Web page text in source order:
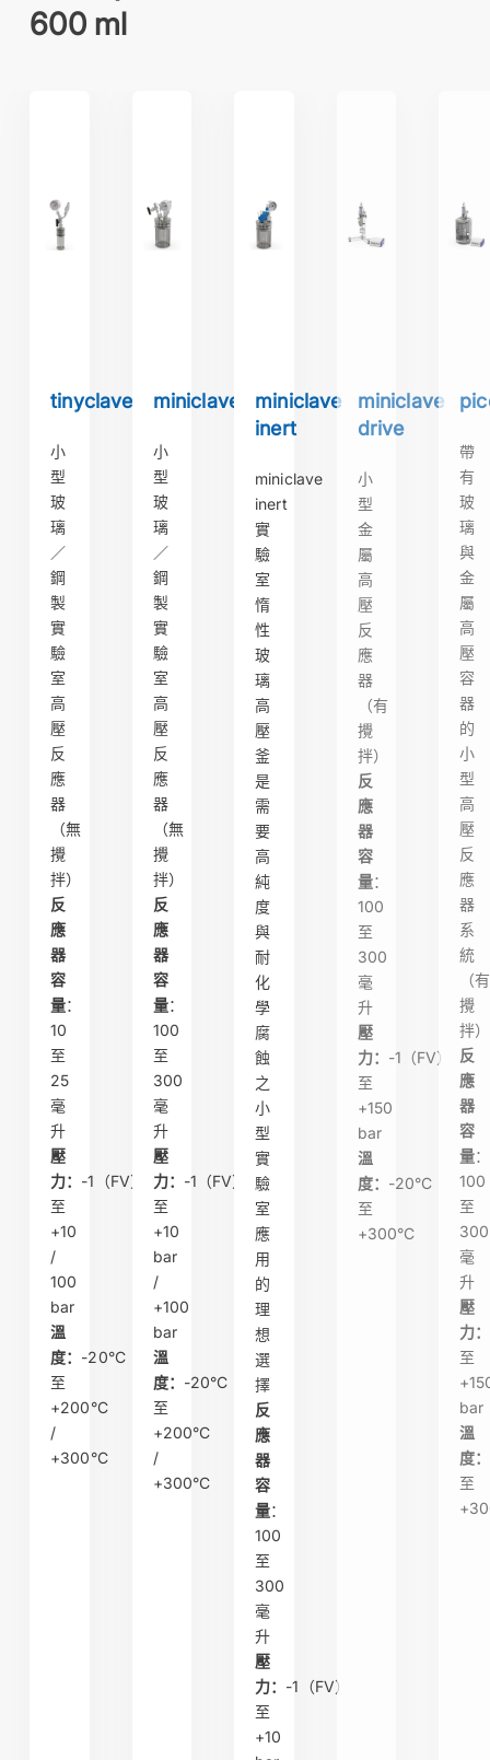
600 ml
tinyclave
小
型
玻
璃
／
鋼
製
實
驗
室
高
壓
反
應
器
（無
攪
拌）
反
應
器
容
量：
10
至
25
毫
升
壓
力： -1（FV）
至
+10
/
100
bar
溫
度： -20°C
至
+200°C
/
+300°C
miniclave
小
型
玻
璃
／
鋼
製
實
驗
室
高
壓
反
應
器
（無
攪
拌）
反
應
器
容
量：
100
至
300
毫
升
壓
力： -1（FV）
至
+10
bar
/
+100
bar
溫
度： -20°C
至
+200°C
/
+300°C
miniclave
inert
miniclave
inert
實
驗
室
惰
性
玻
璃
高
壓
釜
是
需
要
高
純
度
與
耐
化
學
腐
蝕
之
小
型
實
驗
室
應
用
的
理
想
選
擇
反
應
器
容
量：
100
至
300
毫
升
壓
力： -1（FV）
至
+10
miniclave
drive
小
型
金
屬
高
壓
反
應
器
（有
攪
拌）
反
應
器
容
量：
100
至
300
毫
升
壓
力： -1（FV）
至
+150
bar
溫
度： -20°C
至
+300°C
帶
有
玻
璃
與
金
屬
高
壓
容
器
的
小
型
高
壓
反
應
器
系
統
（有
攪
拌）
反
應
器
容
量：
100
至
300
毫
升
壓
力：
至
bar
溫
度：
至